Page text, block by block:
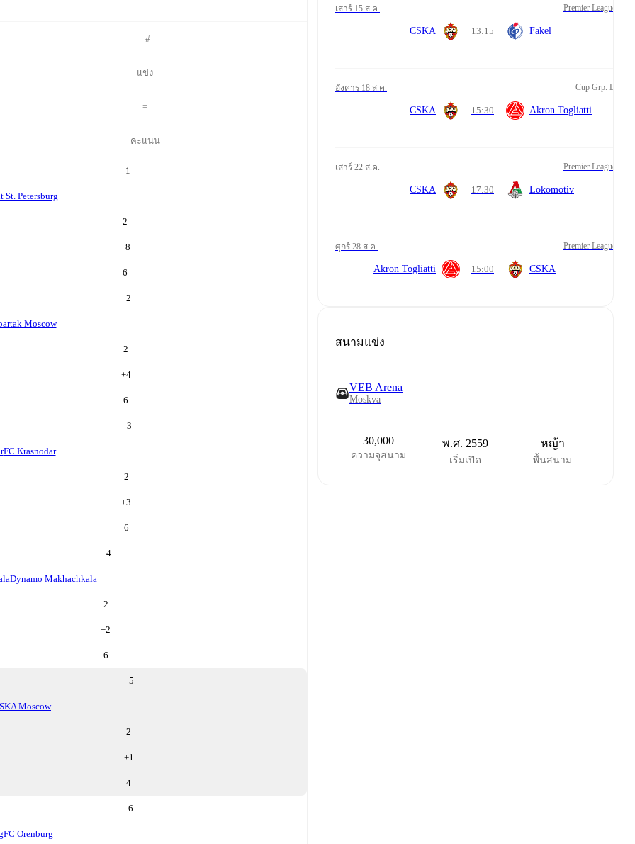
#
แข่ง
=
คะแนน
1
St. Petersburg
2
+8
6
2
Moscow
2
+4
6
3
FC Krasnodar
2
+3
6
4
Dynamo Makhachkala
2
+2
6
5
Moscow
2
+1
4
6
FC Orenburg
เสาร์ 15 ส.ค. Premier League
CSKA 13:15 Fakel
อังคาร 18 ส.ค. Cup Grp. D
CSKA 15:30 Akron Togliatti
เสาร์ 22 ส.ค. Premier League
CSKA 17:30 Lokomotiv
ศุกร์ 28 ส.ค. Premier League
Akron Togliatti 15:00 CSKA
สนามแข่ง
VEB Arena
Moskva
30,000
ความจุสนาม
พ.ศ. 2559
เริ่มเปิด
หญ้า
พื้นสนาม